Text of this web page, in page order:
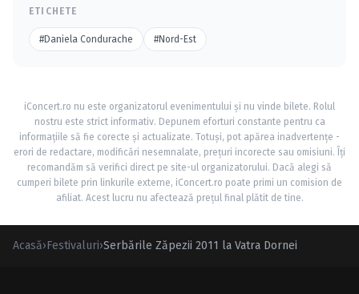
ETICHETE
#Daniela Condurache #Nord-Est
iConcert.ro nu este organizatorul evenimentului și nu vinde bilete. Rolul
nostru este strict informativ. Depunem eforturi constante pentru ca
informațiile să fie corecte și actualizate. Totuși, pot apărea inadvertențe -
erori de redactare, modificări nesemnalate, prețuri incorecte sau omisiuni. Îți
recomandăm să verifici direct pe site-ul organizatorului. Dacă alegi să
cumperi bilete prin linkurile externe, iConcert.ro poate primi un comision de
afiliat. Acest lucru nu afectează prețul final plătit de tine.
Acasă›Festivaluri›Serbările Zăpezii 2011 la Vatra Dornei